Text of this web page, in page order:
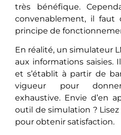
très bénéfique.
convenablement, il faut
principe de
En réalité, un simulateur
aux informations saisies.
et s’établit à partir de
vigueur pour
exhaustive. Envie d’en
outil de simulation ?
pour obtenir satisfaction.